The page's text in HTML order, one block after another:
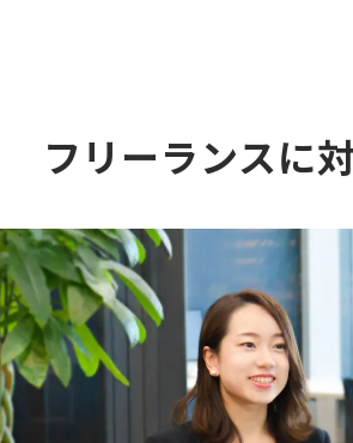
フリーランスに